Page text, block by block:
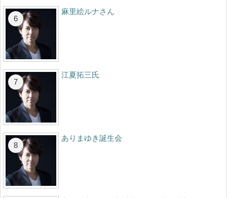
麻里絵ルナさん
江夏拓三氏
ありまゆき誕生会